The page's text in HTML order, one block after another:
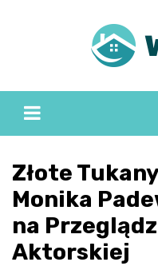
Złote
Monika
na
Aktorskiej